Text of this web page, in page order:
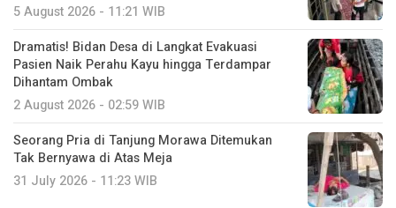
5 August 2026 - 11:21 WIB
Dramatis! Bidan Desa di Langkat Evakuasi
Pasien Naik Perahu Kayu hingga Terdampar
Dihantam Ombak
2 August 2026 - 02:59 WIB
Seorang Pria di Tanjung Morawa Ditemukan
Tak Bernyawa di Atas Meja
31 July 2026 - 11:23 WIB